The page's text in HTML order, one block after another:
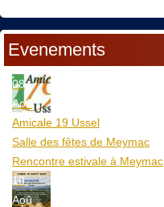
Evenements
08
Aoû
Amicale 19 Ussel
Salle des fêtes de Meymac
Rencontre estivale à Meymac
10
Aoû